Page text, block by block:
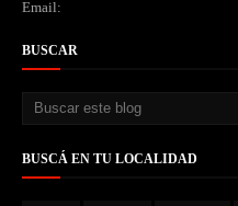
Email:
BUSCAR
BUSCÁ EN TU LOCALIDAD